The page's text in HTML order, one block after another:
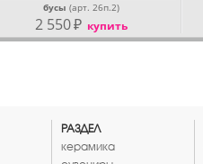
бусы (арт. 26п.2)
2 550₽ купить
РАЗДЕЛ
керамика